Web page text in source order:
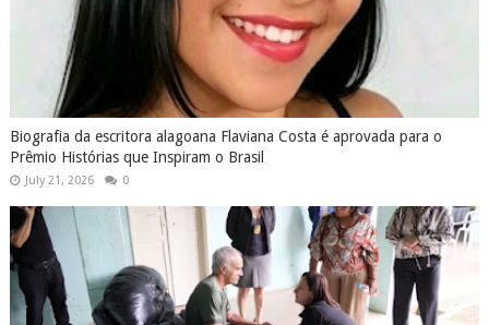
Biografia da escritora alagoana Flaviana Costa é aprovada para o
Prêmio Histórias que Inspiram o Brasil
July 21, 2026 0